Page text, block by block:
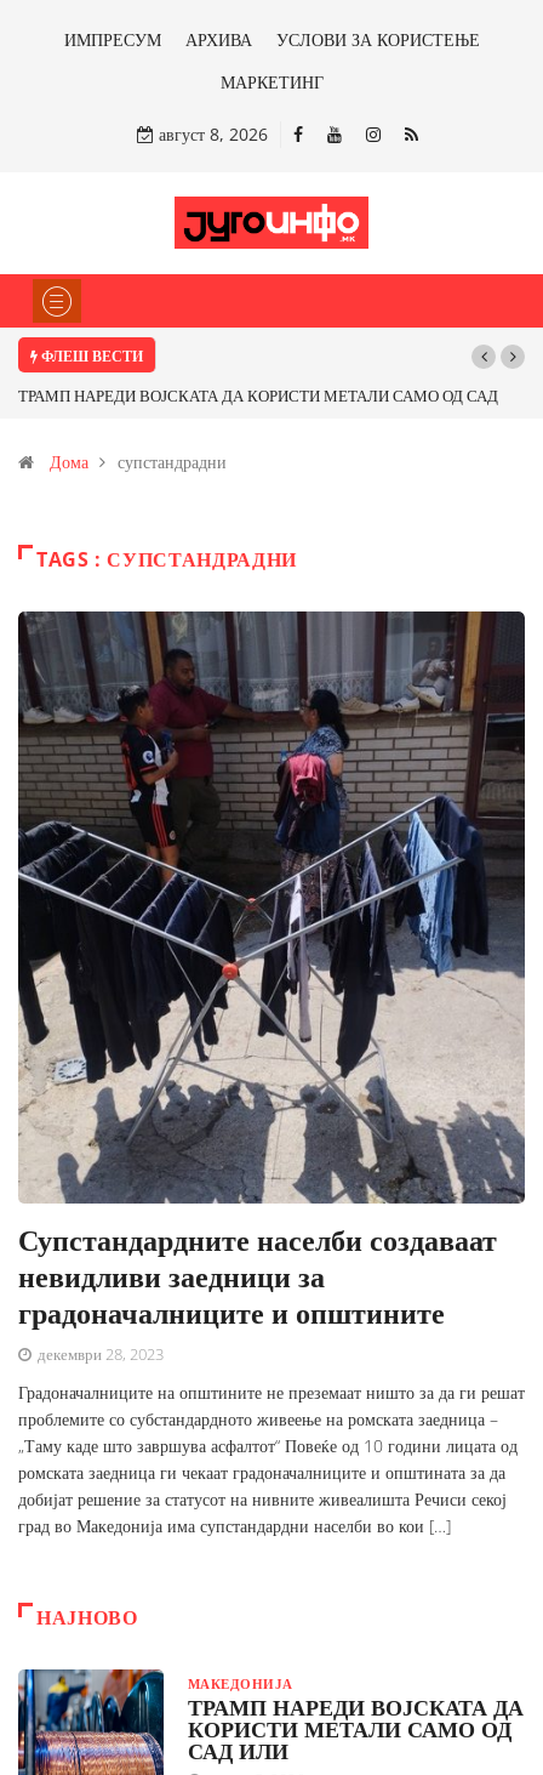
ИМПРЕСУМ АРХИВА
УСЛОВИ ЗА КОРИСТЕЊЕ
МАРКЕТИНГ
август 8, 2026
ФЛЕШ ВЕСТИ
НАРЕДИ ВОЈСКАТА ДА КОРИСТИ МЕТАЛИ САМО ОД САД
и со антимонот?
Дома супстандрадни
TAGS : СУПСТАНДРАДНИ
Супстандардните населби создаваат
невидливи заедници за
градоначалниците и општините
декември 28, 2023
Градоначалниците на општините не преземаат ништо за да ги решат
проблемите со субстандардното живеење на ромската заедница –
„Таму каде што завршува асфалтот“ Повеќе од 10 години лицата од
ромската заедница ги чекаат градоначалниците и општината за да
добијат решение за статусот на нивните живеалишта Речиси секој
град во Македонија има супстандардни населби во кои […]
НАЈНОВО
МАКЕДОНИЈА
ТРАМП НАРЕДИ ВОЈСКАТА ДА
КОРИСТИ МЕТАЛИ САМО ОД
САД ИЛИ